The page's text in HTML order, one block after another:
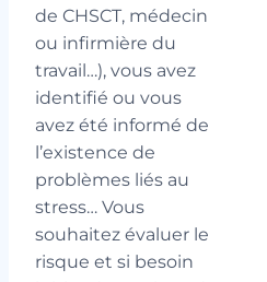
de CHSCT, médecin
ou infirmière du
travail…), vous avez
identifié ou vous
avez été informé de
l’existence de
problèmes liés au
stress… Vous
souhaitez évaluer le
risque et si besoin